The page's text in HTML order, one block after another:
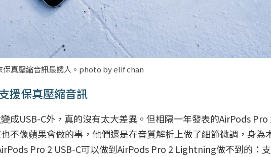
保真壓縮音訊最誘人。photo by elif chan
援保真壓縮音訊
成USB-C外，真的沒有太大差異。但相隔一年發表的AirPods Pro
不像蘋果會做的事，他們還是在音質解析上做了細節微調，身為
Pro 2 USB-C可以做到AirPods Pro 2 Lightning做不到的：